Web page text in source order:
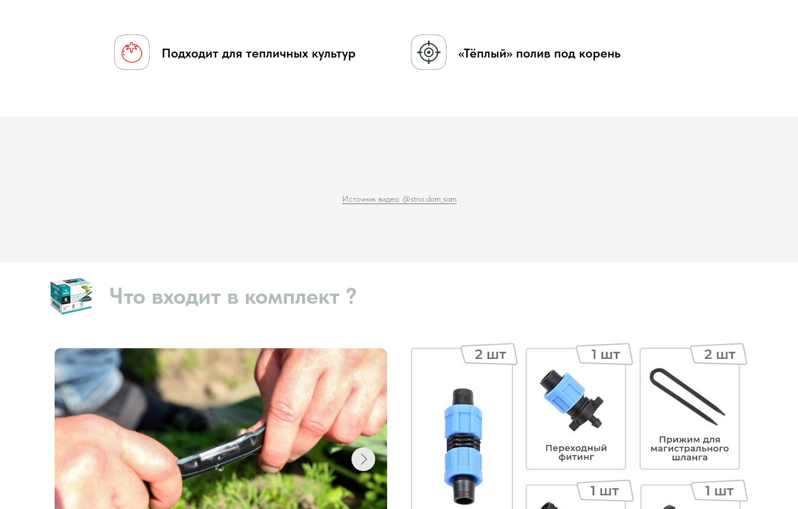
Подходит для тепличных культур «Тёплый» полив под корень
Источник видео: @stroi.dom_sam
Что входит в комплект ?